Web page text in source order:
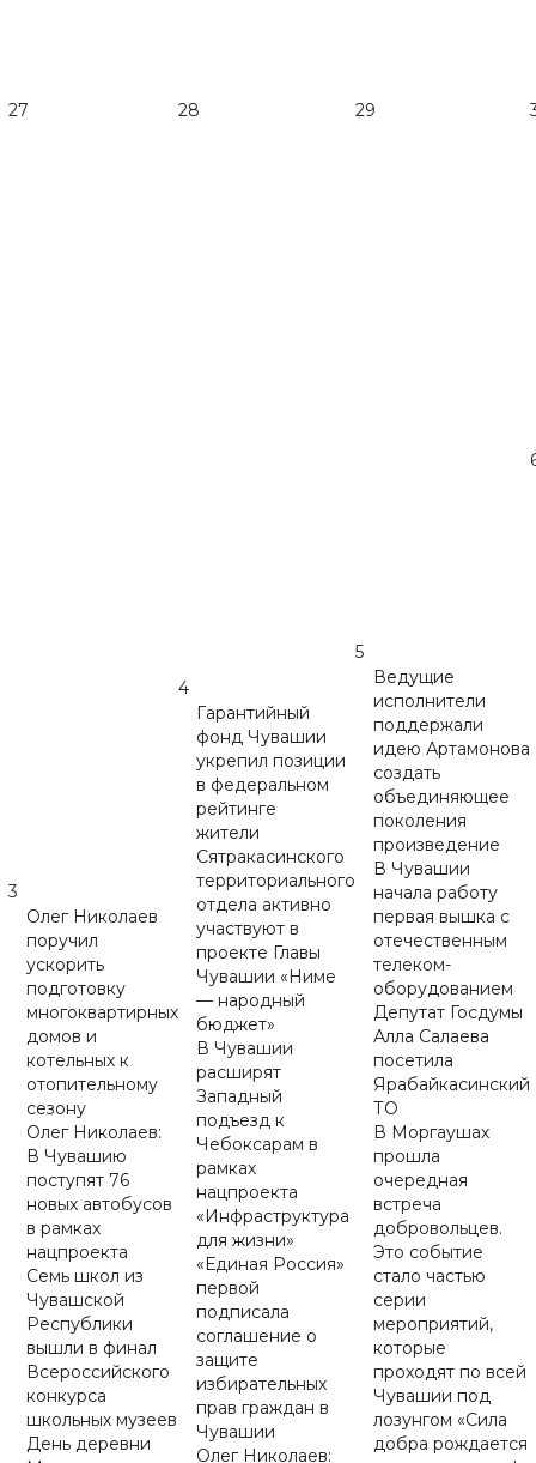
27 28 29
3
Олег Николаев
поручил
ускорить
подготовку
многоквартирных
домов и
котельных к
отопительному
сезону
Олег Николаев:
В Чувашию
поступят 76
новых автобусов
в рамках
нацпроекта
Семь школ из
Чувашской
Республики
вышли в финал
Всероссийского
конкурса
школьных музеев
День деревни
4
Гарантийный
фонд Чувашии
укрепил позиции
в федеральном
рейтинге
жители
Сятракасинского
территориального
отдела активно
участвуют в
проекте Главы
Чувашии «Ниме
— народный
бюджет»
В Чувашии
расширят
Западный
подъезд к
Чебоксарам в
рамках
нацпроекта
«Инфраструктура
для жизни»
«Единая Россия»
первой
подписала
соглашение о
защите
избирательных
прав граждан в
Чувашии
Олег Николаев:
5
Ведущие
исполнители
поддержали
идею Артамонова
создать
объединяющее
поколения
произведение
В Чувашии
начала работу
первая вышка с
отечественным
телеком-
оборудованием
Депутат Госдумы
Алла Салаева
посетила
Ярабайкасинский
ТО
В Моргаушах
прошла
очередная
встреча
добровольцев.
Это событие
стало частью
серии
мероприятий,
которые
проходят по всей
Чувашии под
лозунгом «Сила
добра рождается